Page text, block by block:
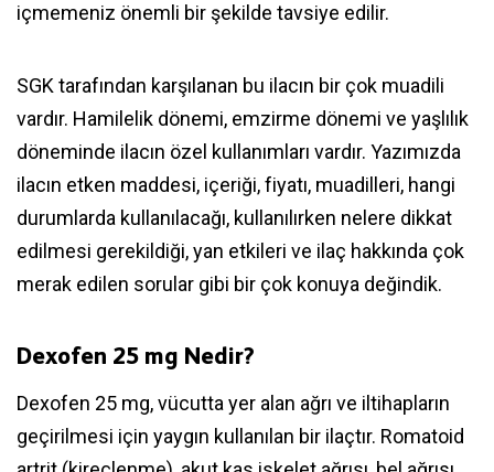
içmemeniz önemli bir şekilde tavsiye edilir.
SGK tarafından karşılanan bu ilacın bir çok muadili
vardır. Hamilelik dönemi, emzirme dönemi ve yaşlılık
döneminde ilacın özel kullanımları vardır. Yazımızda
ilacın etken maddesi, içeriği, fiyatı, muadilleri, hangi
durumlarda kullanılacağı, kullanılırken nelere dikkat
edilmesi gerekildiği, yan etkileri ve ilaç hakkında çok
merak edilen sorular gibi bir çok konuya değindik.
Dexofen 25 mg Nedir?
Dexofen 25 mg, vücutta yer alan ağrı ve iltihapların
geçirilmesi için yaygın kullanılan bir ilaçtır. Romatoid